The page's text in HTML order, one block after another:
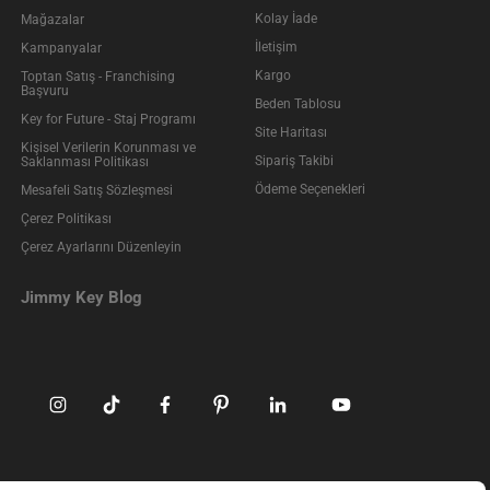
Mağazalar
Kampanyalar
Toptan Satış - Franchising
Başvuru
Key for Future - Staj Programı
Kişisel Verilerin Korunması ve
Saklanması Politikası
Mesafeli Satış Sözleşmesi
Çerez Politikası
Çerez Ayarlarını Düzenleyin
Jimmy Key Blog
Kolay İade
İletişim
Kargo
Beden Tablosu
Site Haritası
Sipariş Takibi
Ödeme Seçenekleri